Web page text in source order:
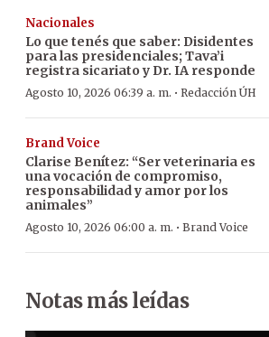
Nacionales
Lo que tenés que saber: Disidentes
para las presidenciales; Tava’i
registra sicariato y Dr. IA responde
Agosto 10, 2026 06:39 a. m. · Redacción ÚH
Brand Voice
Clarise Benítez: “Ser veterinaria es
una vocación de compromiso,
responsabilidad y amor por los
animales”
Agosto 10, 2026 06:00 a. m. · Brand Voice
Notas más leídas